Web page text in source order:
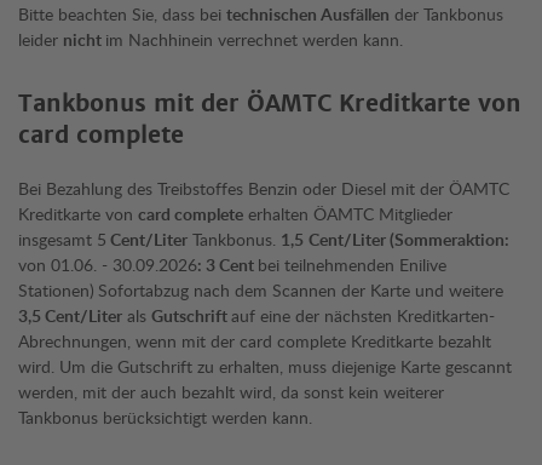
Bitte beachten Sie, dass bei technischen Ausfällen der Tankbonus
leider nicht im Nachhinein verrechnet werden kann.
Tankbonus mit der ÖAMTC Kreditkarte von
card complete
Bei Bezahlung des Treibstoffes Benzin oder Diesel mit der ÖAMTC
Kreditkarte von card complete erhalten ÖAMTC Mitglieder
insgesamt 5 Cent/Liter Tankbonus. 1,5 Cent/Liter (Sommeraktion:
von 01.06. - 30.09.2026: 3 Cent bei teilnehmenden Enilive
Stationen) Sofortabzug nach dem Scannen der Karte und weitere
3,5 Cent/Liter als Gutschriftauf eine der nächsten Kreditkarten-
Abrechnungen, wenn mit der card complete Kreditkarte bezahlt
wird. Um die Gutschrift zu erhalten, muss diejenige Karte gescannt
werden, mit der auch bezahlt wird, da sonst kein weiterer
Tankbonus berücksichtigt werden kann.